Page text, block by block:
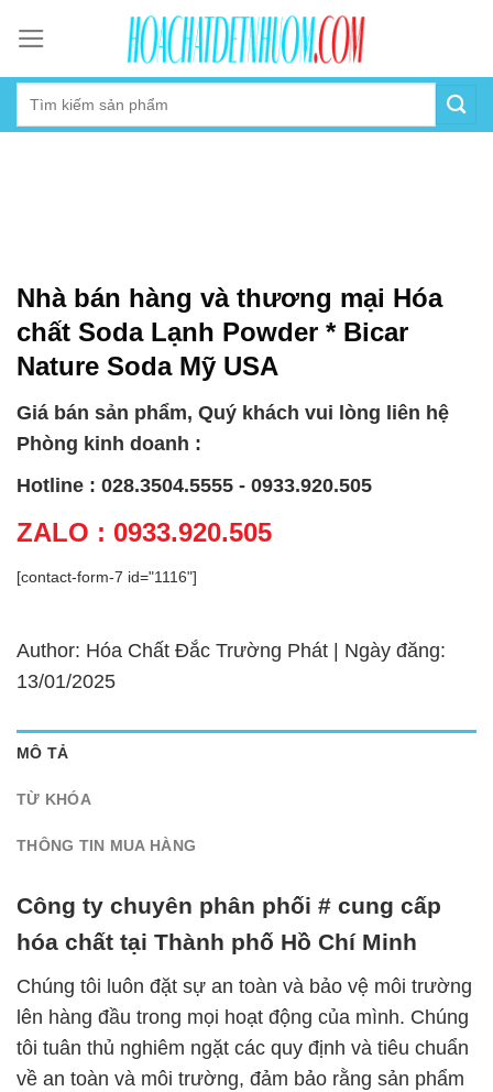
content
Nhà bán hàng và thương mại Hóa
chất Soda Lạnh Powder * Bicar
Nature Soda Mỹ USA
Giá bán sản phẩm, Quý khách vui lòng liên hệ
Phòng kinh doanh :
Hotline : 028.3504.5555 - 0933.920.505
ZALO : 0933.920.505
[contact-form-7 id="1116"]
Author: Hóa Chất Đắc Trường Phát | Ngày đăng:
13/01/2025
MÔ TẢ
TỪ KHÓA
THÔNG TIN MUA HÀNG
Công ty chuyên phân phối # cung cấp
hóa chất tại Thành phố Hồ Chí Minh
Chúng tôi luôn đặt sự an toàn và bảo vệ môi trường
lên hàng đầu trong mọi hoạt động của mình. Chúng
tôi tuân thủ nghiêm ngặt các quy định và tiêu chuẩn
về an toàn và môi trường, đảm bảo rằng sản phẩm